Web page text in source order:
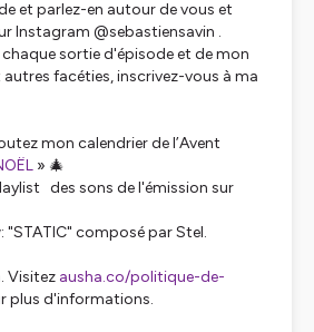
et parlez-en autour de vous et
Instagram @sebastiensavin .
sortie d'épisode et de mon
facéties, inscrivez-vous à ma
mon calendrier de l’Avent
» 🎄
des sons de l'émission sur
"STATIC" composé par Stel.
Visitez ausha.co/politique-de-
plus d'informations.